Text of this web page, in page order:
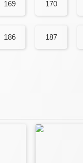
169 170
186 187